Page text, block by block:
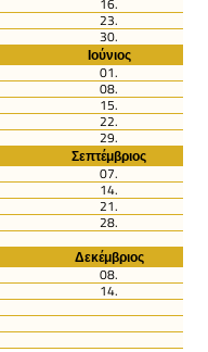
23.
30.
Ιούνιος
01.
08.
15.
22.
29.
Σεπτέμβριος
07.
14.
21.
28.
Δεκέμβριος
08.
14.